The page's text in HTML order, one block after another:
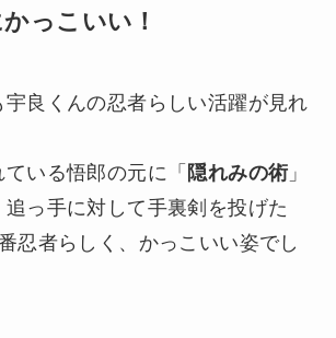
っこいい！
良くんの忍者らしい活躍が見れ
いる悟郎の元に「 隠れみの術 」
っ手に対して手裏剣を投げた
忍者らしく、かっこいい姿でし